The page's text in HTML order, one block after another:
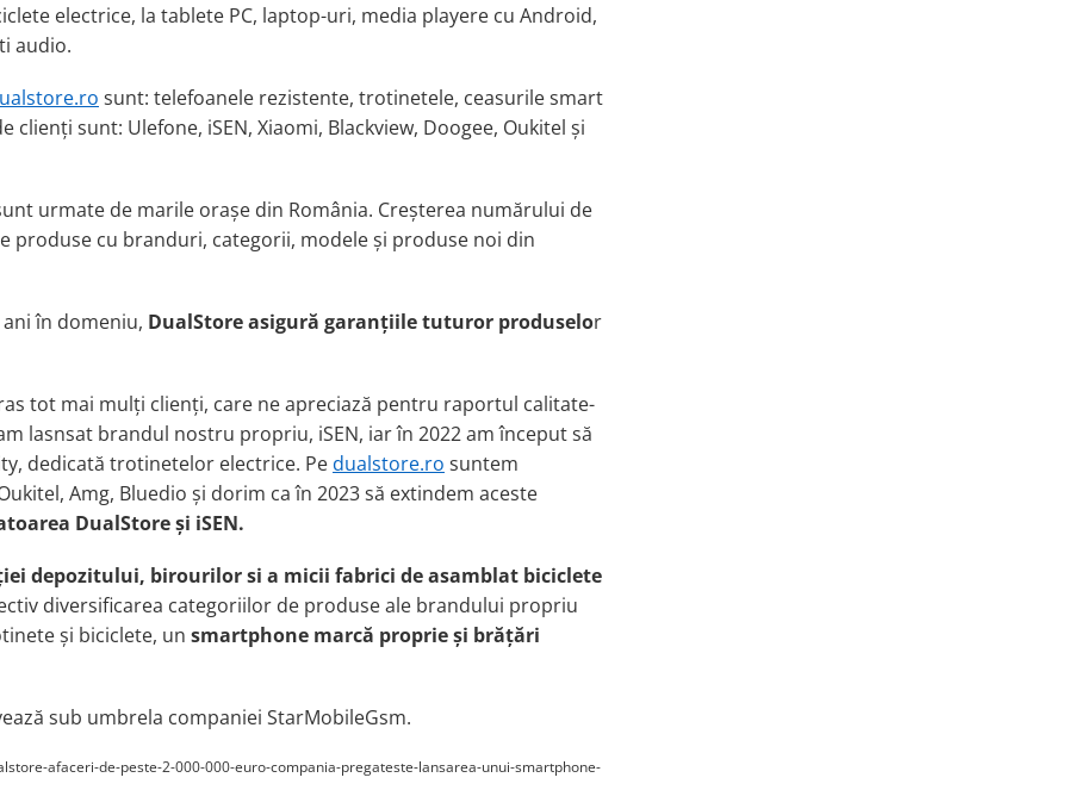
electrice, la tablete PC, laptop-uri, media playere cu Android,
ti audio.
sunt: telefoanele rezistente, trotinetele, ceasurilesmart
clienți sunt: Ulefone, iSEN, Xiaomi, Blackview, Doogee, Oukitel și
urmate de marile orașe din România. Creșterea numărului de
cu branduri, categorii, modele și produse noi din
în domeniu, DualStore asigură garanțiile tuturor produselor
tot mai mulți clienți, care ne apreciază pentru raportul calitate-
lasnsat brandul nostru propriu, iSEN, iar în 2022 am început să
dedicată trotinetelor electrice. Pedualstore.ro suntem
Amg, Bluedio și dorim caîn 2023 să extindem aceste
DualStore și iSEN.
depozitului, birourilor si a micii fabrici de asamblat biciclete
diversificarea categoriilor de produse ale brandului propriu
și biciclete, un smartphone marcă proprieși brățări
sub umbrela companiei StarMobileGsm.
afaceri-de-peste-2-000-000-euro-compania-pregateste-lansarea-unui-smartphone-